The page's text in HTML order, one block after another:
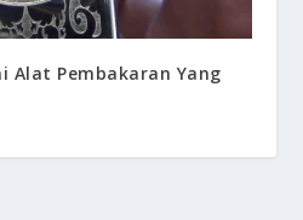
Alat Pembakaran Yang